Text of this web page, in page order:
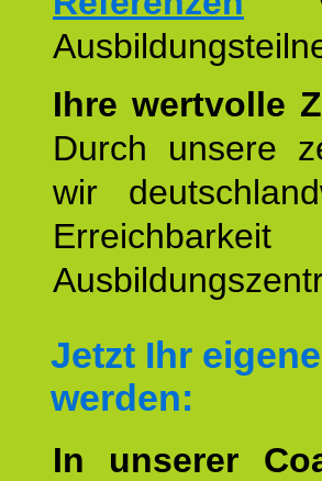
Ihre wertvolle
Durch unsere
wir
Jetzt Ihr
werden:
In unserer